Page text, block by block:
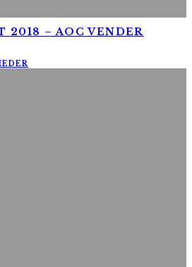
2018 – AOC VENDER